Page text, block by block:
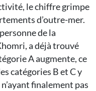
le chiffre grimpe
d’outre-mer.
de la
a déjà trouvé
A augmente, ce
catégories B et C y
finalement pas